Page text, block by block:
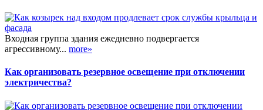
Входная группа здания ежедневно подвергается
агрессивному... more»
Как организовать резервное освещение при отключении
электричества?